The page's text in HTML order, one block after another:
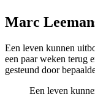
Marc
Een leven kunnen
een paar weken terug
gesteund door
Een leven